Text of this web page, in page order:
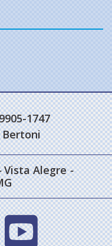
1747
Vista Alegre-